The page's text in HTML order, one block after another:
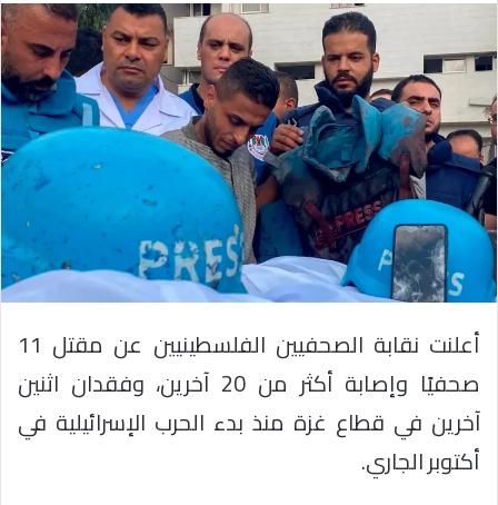
أعلنت نقابة الصحفيين الفلسطينيين عن مقتل 11
صحفيًا وإصابة أكثر من 20 آخرين، وفقدان اثنين
آخرين في قطاع غزة منذ بدء الحرب الإسرائيلية في
أكتوبر الجاري.